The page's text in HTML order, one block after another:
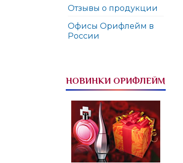
Отзывы о продукции
Офисы Орифлейм в
России
НОВИНКИ ОРИФЛЕЙМ